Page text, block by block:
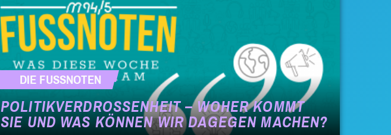
DIE FUSSNOTEN
POLITIKVERDROSSENHEIT – WOHER KOMMT
SIE UND WAS KÖNNEN WIR DAGEGEN MACHEN?